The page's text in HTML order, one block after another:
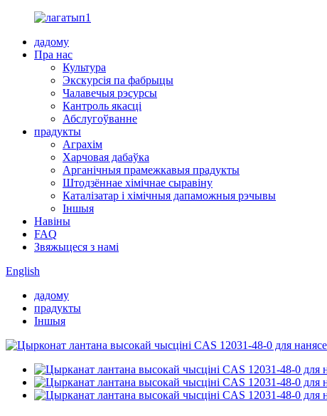
дадому
Пра нас
Культура
Экскурсія па фабрыцы
Чалавечыя рэсурсы
Кантроль якасці
Абслугоўванне
прадукты
Аграхім
Харчовая дабаўка
Арганічныя прамежкавыя прадукты
Штодзённае хімічнае сыравіну
Каталізатар і хімічныя дапаможныя рэчывы
Іншыя
Навіны
FAQ
Звяжыцеся з намі
English
дадому
прадукты
Іншыя